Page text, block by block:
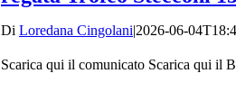
Di Loredana Cingolani|2026-06-
Scarica qui il comunicato Scarica qui il